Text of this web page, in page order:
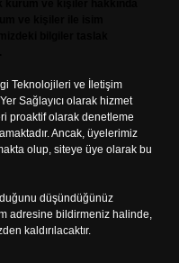
Teknolojileri ve İletişim
Sağlayıcı olarak hizmet
proaktif olarak denetleme
Ancak, üyelerimiz
olup, siteye üye olarak bu
düşündüğünüz
adresine bildirmeniz halinde,
kaldırılacaktır.